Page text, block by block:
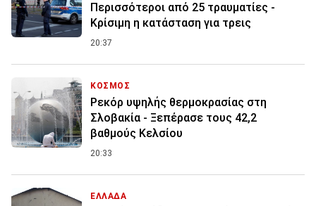
Περισσότεροι από 25 τραυματίες -
Κρίσιμη η κατάσταση για τρεις
20:37
ΚΟΣΜΟΣ
Ρεκόρ υψηλής θερμοκρασίας στη
Σλοβακία - Ξεπέρασε τους 42,2
βαθμούς Κελσίου
20:33
ΕΛΛΑΔΑ